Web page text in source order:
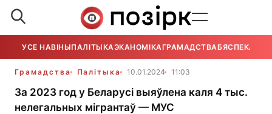
УСЕ НАВІНЫПАЛІТЫКАЭКАНОМІКАГРАМАДСТВАБЯСПЕКА
Грамадства Палітыка 10.01.2024 11:03
За 2023 год у Беларусі выяўлена каля 4 тыс.
нелегальных мігрантаў — МУС